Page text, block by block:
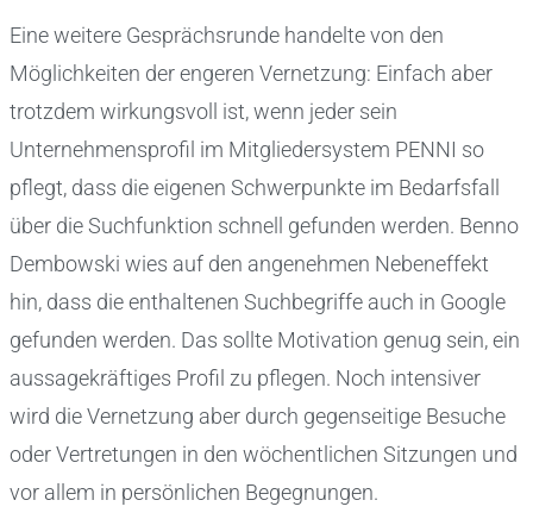
Eine weitere Gesprächsrunde handelte von den
Möglichkeiten der engeren Vernetzung: Einfach aber
trotzdem wirkungsvoll ist, wenn jeder sein
Unternehmensprofil im Mitgliedersystem PENNI so
pflegt, dass die eigenen Schwerpunkte im Bedarfsfall
über die Suchfunktion schnell gefunden werden. Benno
Dembowski wies auf den angenehmen Nebeneffekt
hin, dass die enthaltenen Suchbegriffe auch in Google
gefunden werden. Das sollte Motivation genug sein, ein
aussagekräftiges Profil zu pflegen. Noch intensiver
wird die Vernetzung aber durch gegenseitige Besuche
oder Vertretungen in den wöchentlichen Sitzungen und
vor allem in persönlichen Begegnungen.